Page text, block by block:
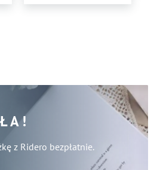
z Ridero bezpłatnie.